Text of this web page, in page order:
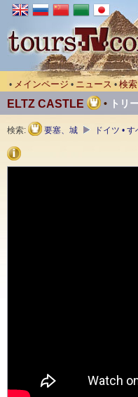
• メインページ • ニュース • 検索
ELTZ CASTLE • トリ
検索: 要塞、城 ドイツ •